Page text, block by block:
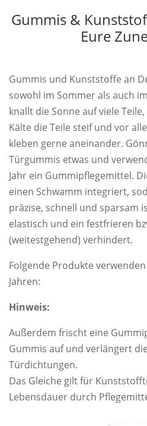
Gummis &
Eure
Gummis und Kunststoffe an
sowohl im Sommer als auch
knallt die Sonne auf viele
Kälte die Teile steif und vor
kleben gerne aneinander.
Türgummis etwas und
Jahr ein Gummipflegemittel.
einen Schwamm integriert,
präzise, schnell und sparsam
elastisch und ein festfrieren
(weitestgehend) verhindert.
Folgende Produkte
Jahren:
Hinweis:
Außerdem frischt eine
Gummis auf und verlängert
Türdichtungen.
Das Gleiche gilt für
Lebensdauer durch